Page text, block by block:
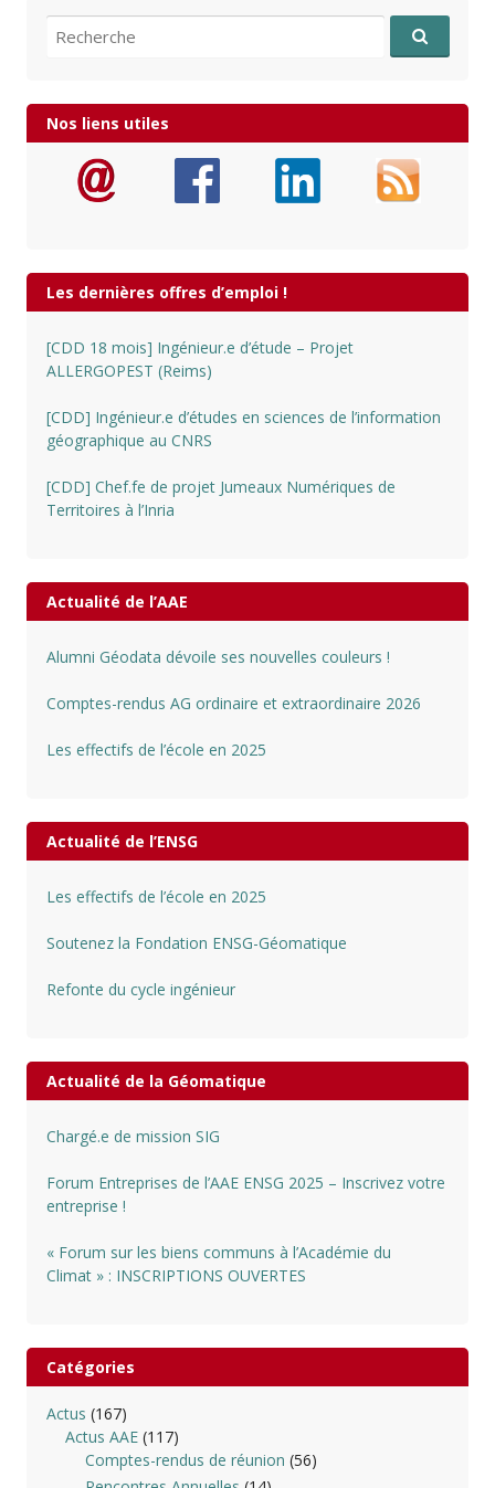
Recherche pour:
Nos liens utiles
Les dernières offres d’emploi !
[CDD 18 mois] Ingénieur.e d’étude – Projet
ALLERGOPEST (Reims)
[CDD] Ingénieur.e d’études en sciences de l’information
géographique au CNRS
[CDD] Chef.fe de projet Jumeaux Numériques de
Territoires à l’Inria
Actualité de l’AAE
Alumni Géodata dévoile ses nouvelles couleurs !
Comptes-rendus AG ordinaire et extraordinaire 2026
Les effectifs de l’école en 2025
Actualité de l’ENSG
Les effectifs de l’école en 2025
Soutenez la Fondation ENSG-Géomatique
Refonte du cycle ingénieur
Actualité de la Géomatique
Chargé.e de mission SIG
Forum Entreprises de l’AAE ENSG 2025 – Inscrivez votre
entreprise !
« Forum sur les biens communs à l’Académie du
Climat » : INSCRIPTIONS OUVERTES
Catégories
Actus (167)
Actus AAE (117)
Comptes-rendus de réunion (56)